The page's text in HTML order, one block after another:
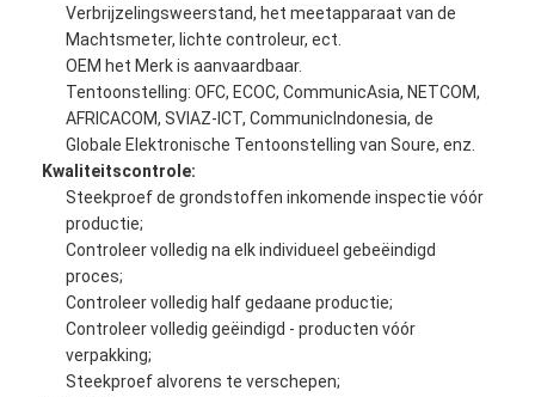
Verbrijzelingsweerstand, het meetapparaat van de
Machtsmeter, lichte controleur, ect.
OEM het Merk is aanvaardbaar.
Tentoonstelling: OFC, ECOC, CommunicAsia, NETCOM,
AFRICACOM, SVIAZ-ICT, CommunicIndonesia, de
Globale Elektronische Tentoonstelling van Soure, enz.
Kwaliteitscontrole:
Steekproef de grondstoffen inkomende inspectie vóór
productie;
Controleer volledig na elk individueel gebeëindigd
proces;
Controleer volledig half gedaane productie;
Controleer volledig geëindigd - producten vóór
verpakking;
Steekproef alvorens te verschepen;